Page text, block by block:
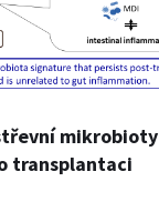
mikrobioty
transplantaci